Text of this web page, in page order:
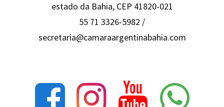
estado da Bahia, CEP 41820-021
55 71 3326-5982 /
secretaria@camaraargentinabahia.com